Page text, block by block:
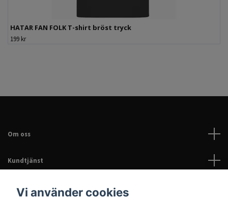
HATAR FAN FOLK T-shirt bröst tryck
199 kr
Om oss
Kundtjänst
Läs mer
Vi använder cookies